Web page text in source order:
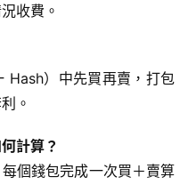
收費。
Hash）中先買再賣，打包
。
計算？
個錢包完成一次買＋賣算